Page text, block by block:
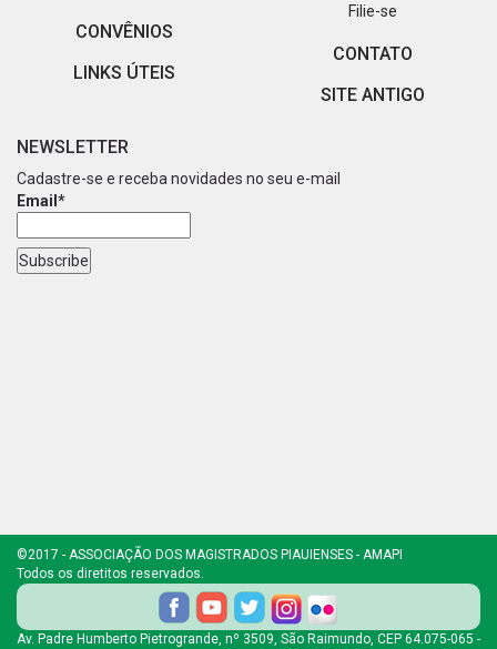
CONVÊNIOS
LINKS ÚTEIS
Filie-se
CONTATO
SITE ANTIGO
NEWSLETTER
Cadastre-se e receba novidades no seu e-mail
Email*
©2017 - ASSOCIAÇÃO DOS MAGISTRADOS PIAUIENSES - AMAPI
Todos os diretitos reservados.
Av. Padre Humberto Pietrogrande, nº 3509, São Raimundo, CEP 64.075-065 -